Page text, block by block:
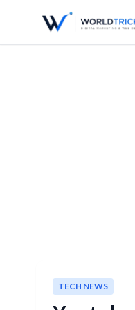
TECH NEWS